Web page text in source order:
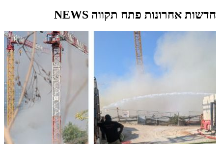
חדשות אחרונות פתח תקווה NEWS